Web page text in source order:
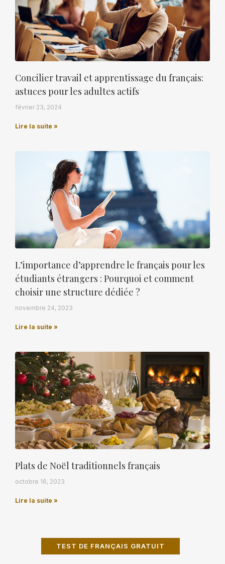
Concilier travail et apprentissage du français:
astuces pour les adultes actifs
février 23, 2024
Lire la suite »
L’importance d’apprendre le français pour les
étudiants étrangers : Pourquoi et comment
choisir une structure dédiée ?
novembre 24, 2023
Lire la suite »
Plats de Noël traditionnels français
octobre 16, 2023
Lire la suite »
TEST DE FRANÇAIS GRATUIT